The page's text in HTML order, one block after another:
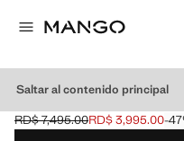
Saltar al contenido principal
ZAPATILLA PALA PIEL
Precio inicial tachado [RD$
RD$ 7,495.00
Precio actual [RD$ 3,995.00 ]
RD$ 3,995.00-
Selecciona un color